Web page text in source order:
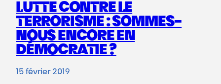
LUTTE CONTRE LE
TERRORISME : SOMMES-
NOUS ENCORE EN
DÉMOCRATIE ?
15 février 2019